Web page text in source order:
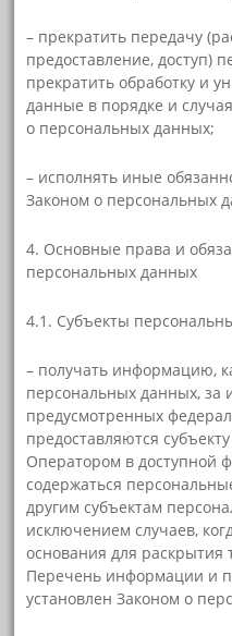
– прекратить передачу
предоставление, доступ)
прекратить обработку и
данные в порядке и
о персональных данных;
– исполнять иные
Законом о персональных
4. Основные права и
персональных данных
4.1. Субъекты
– получать информацию,
персональных данных, за
предусмотренных
предоставляются
Оператором в доступной
содержаться
другим субъектам
исключением случаев,
основания для раскрытия
Перечень информации и
установлен Законом о